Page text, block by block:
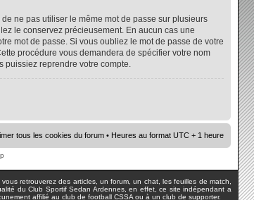
ne pas utiliser le même mot de passe sur plusieurs
le conservez précieusement. En aucun cas une
mot de passe. Si vous oubliez le mot de passe de votre
procédure vous demandera de spécifier votre nom
puissiez reprendre votre compte.
tous les cookies du forum • Heures au format UTC + 1 heure
retrouverez des articles, un forum, un chat, les feuilles de match,
du Club Sportif Sedan Ardennes, en effet, ce site indépendant a
affilié au club de football CSSA ou à un club de supporter.